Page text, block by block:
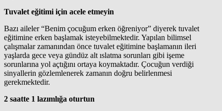
Tuvalet eğitimi için acele etmeyin
Bazı aileler “Benim çocuğum erken öğreniyor” diyerek tuvalet
eğitimine erken başlamak isteyebilmektedir. Yapılan bilimsel
çalışmalar zamanından önce tuvalet eğitimine başlamanın ileri
yaşlarda gece veya gündüz alt ıslatma sorunları gibi işeme
sorunlarına yol açtığını ortaya koymaktadır. Çocuğun verdiği
sinyallerin gözlemlenerek zamanın doğru belirlenmesi
gerekmektedir.
2 saatte 1 lazımlığa oturtun